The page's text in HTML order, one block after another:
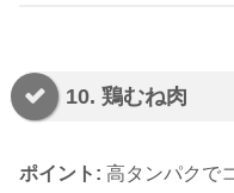
10. 鶏むね肉
ポイント: 高タンパクで